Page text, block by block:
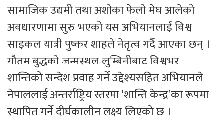
सामाजिक उद्यमी तथा अशोका फेलो मेघ आलेको
अवधारणामा सुरु भएको यस अभियानलाई विश्व
साइकल यात्री पुष्कर शाहले नेतृत्व गर्दै आएका छन् ।
गौतम बुद्धको जन्मस्थल लुम्बिनीबाट विश्वभर
शान्तिको सन्देश प्रवाह गर्ने उद्देश्यसहित अभियानले
नेपाललाई अन्तर्राष्ट्रिय स्तरमा ‘शान्ति केन्द्र’का रूपमा
स्थापित गर्ने दीर्घकालीन लक्ष्य लिएको छ ।